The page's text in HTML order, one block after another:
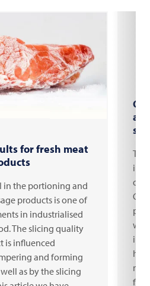
for fresh meat
in the portioning and
products is one of
in industrialised
The slicing quality
is influenced
and forming
as by the slicing
in
in